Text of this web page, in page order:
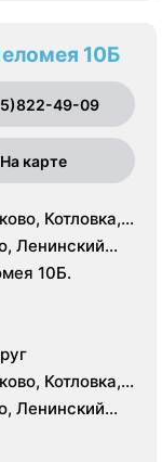
10Б
49-09
карте
Котловка,
Проспект
Ленинский
Вернадского,
10Б.
Котловка,
Проспект
Ленинский
Вернадского,